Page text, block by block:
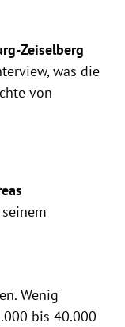
Zeiselberg
was die
von
Wenig
bis 40.000